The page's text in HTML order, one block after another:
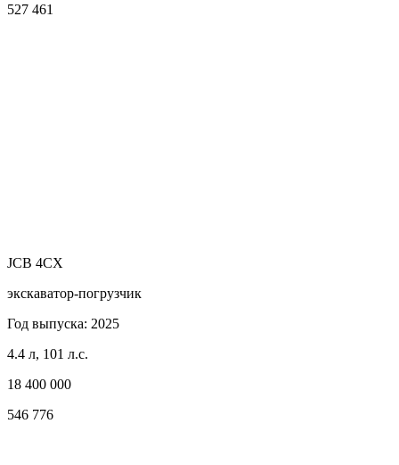
527 461
JCB 4CX
экскаватор-погрузчик
Год выпуска: 2025
4.4 л, 101 л.с.
18 400 000
546 776